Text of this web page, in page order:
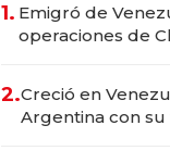
1. Emigró de
operaciones de
2.Creció en
Argentina con